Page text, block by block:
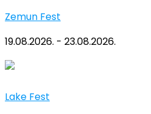
Zemun Fest
19.08.2026. - 23.08.2026.
Lake Fest